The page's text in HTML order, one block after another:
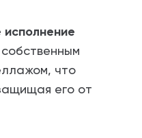
исполнение
собственным
что
его от